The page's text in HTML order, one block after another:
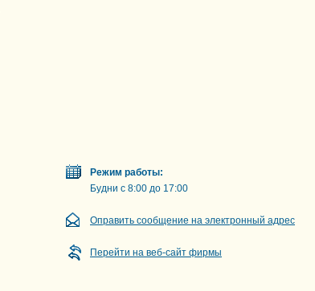
Режим работы:
Будни с 8:00 до 17:00
Оправить сообщение на электронный адрес
Перейти на веб-сайт фирмы